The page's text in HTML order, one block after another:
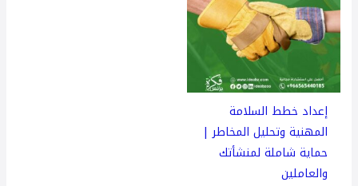
إعداد خطط السلامة
المهنية وتحليل المخاطر |
حماية شاملة لمنشأتك
والعاملين